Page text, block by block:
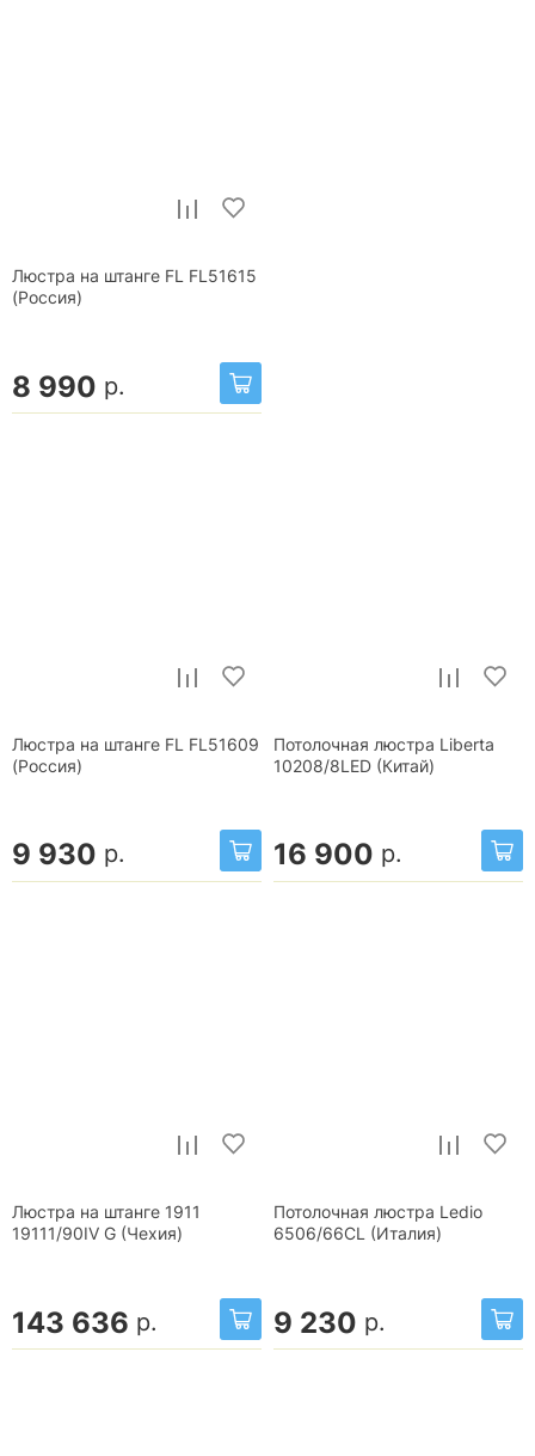
Люстра на штанге FL FL51615
(Россия)
8 990 р.
Люстра на штанге FL FL51609
(Россия)
9 930 р.
Потолочная люстра Liberta
10208/8LED (Китай)
16 900 р.
Люстра на штанге 1911
19111/90IV G (Чехия)
143 636 р.
Потолочная люстра Ledio
6506/66CL (Италия)
9 230 р.